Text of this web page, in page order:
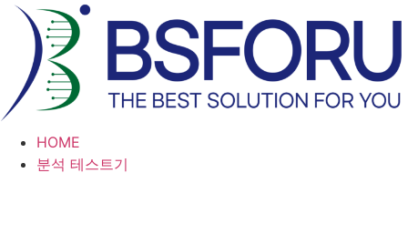
건
너
HOME
분석 테스트기